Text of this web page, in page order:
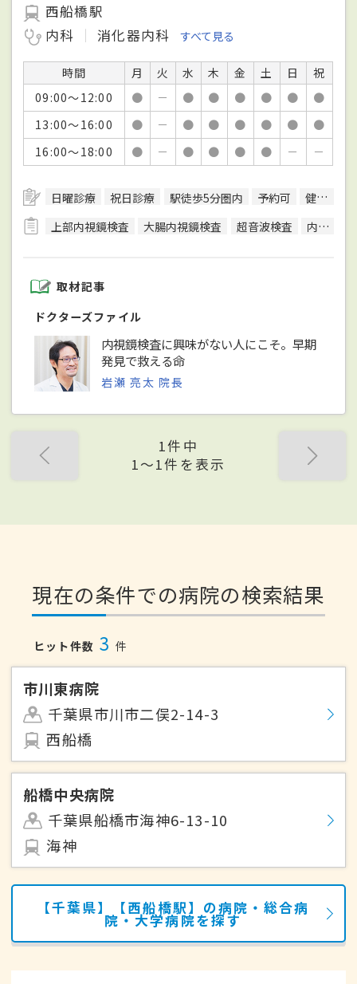
西船橋駅
内科
消化器内科 すべて見る
時間 月 火 水 木 金 土 日
祝
09:00～12:00
● － ● ● ● ● ●
●
13:00～16:00
● － ● ● ● ● ●
●
16:00～18:00
● － ● ● ● ● － －
日曜診療 祝日診療 駅徒歩5分圏内 予約可
健康診断対応
上部内視鏡検査
大腸内視鏡検査 超音波検査 内視鏡検査
取材記事
ドクターズファイル
内視鏡検査に興味がない人にこそ。早期
発見で救える命
岩瀬 亮太 院長
1件中
1〜1件を表示
現在の条件での病院の検索結果
ヒット件数 3 件
市川東病院
千葉県市川市二俣2-14-3
西船橋
船橋中央病院
千葉県船橋市海神6-13-10
海神
【千葉県】【西船橋駅】の病院・総合病
院・大学病院を探す